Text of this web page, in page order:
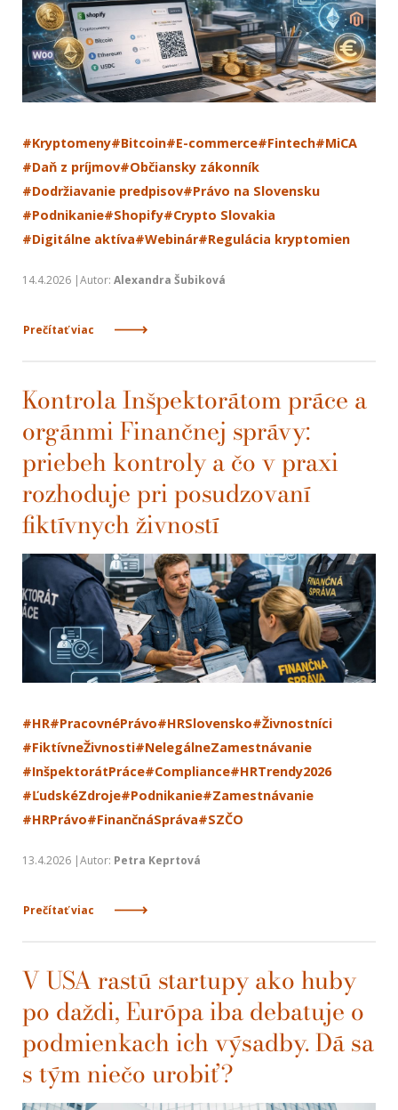
#Kryptomeny#Bitcoin#E-commerce#Fintech#MiCA
#Daň z príjmov#Občiansky zákonník
#Dodržiavanie predpisov#Právo na Slovensku
#Podnikanie#Shopify#Crypto Slovakia
#Digitálne aktíva#Webinár#Regulácia kryptomien
14.4.2026 |Autor: Alexandra Šubiková
Prečítať viac
Kontrola Inšpektorátom práce a
orgánmi Finančnej správy:
priebeh kontroly a čo v praxi
rozhoduje pri posudzovaní
fiktívnych živností
#HR#PracovnéPrávo#HRSlovensko#Živnostníci
#FiktívneŽivnosti#NelegálneZamestnávanie
#InšpektorátPráce#Compliance#HRTrendy2026
#ĽudskéZdroje#Podnikanie#Zamestnávanie
#HRPrávo#FinančnáSpráva#SZČO
13.4.2026 |Autor: Petra Keprtová
Prečítať viac
V USA rastú startupy ako huby
po daždi, Európa iba debatuje o
podmienkach ich výsadby. Dá sa
s tým niečo urobiť?